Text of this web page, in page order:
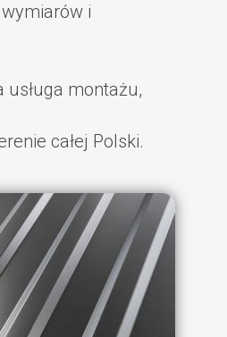
i
usługa montażu,
całej Polski.